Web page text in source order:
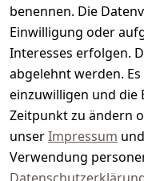
benennen. Die
Einwilligung oder
Interesses erfolgen.
abgelehnt werden.
einzuwilligen und die
Zeitpunkt zu ändern
unserImpressum
Verwendung